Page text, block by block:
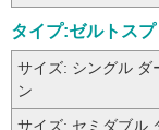
タイプ:ゼルトス
サイズ: シングル ダ
ン
サイズ: セミダブル